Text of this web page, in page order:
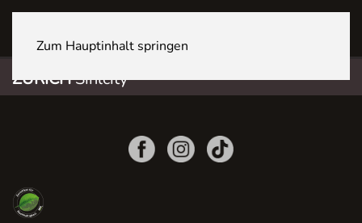
Zum Hauptinhalt springen
ZÜRICHSihlcity